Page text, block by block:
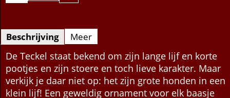
Beschrijving Meer
De Teckel staat bekend om zijn lange lijf en korte
pootjes en zijn stoere en toch lieve karakter. Maar
verkijk je daar niet op: het zijn grote honden in een
klein lijf! Een geweldig ornament voor elk baasje